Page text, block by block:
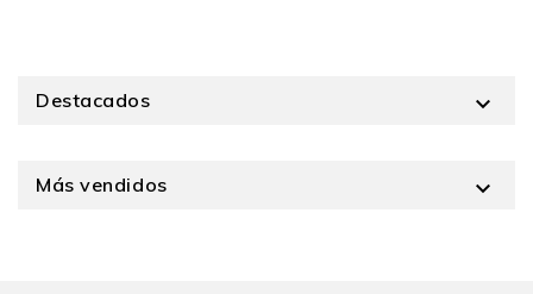
Destacados 
Más vendidos 